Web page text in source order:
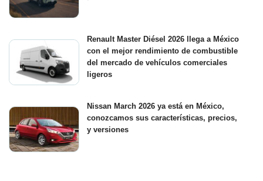
Renault Master Diésel 2026 llega a México
con el mejor rendimiento de combustible
del mercado de vehículos comerciales
ligeros
Nissan March 2026 ya está en México,
conozcamos sus características, precios,
y versiones